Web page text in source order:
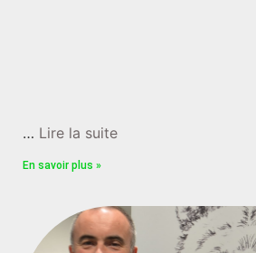
… Lire la suite
En savoir plus »